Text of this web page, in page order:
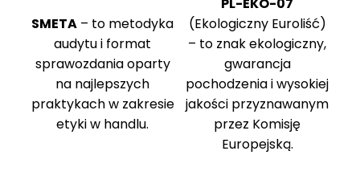
SMETA – to metodyka
audytu i format
sprawozdania oparty
na najlepszych
praktykach w zakresie
etyki w handlu.
(Ekologiczny Euroliść)
– to znak ekologiczny,
gwarancja
pochodzenia i wysokiej
jakości przyznawanym
przez Komisję
Europejską.